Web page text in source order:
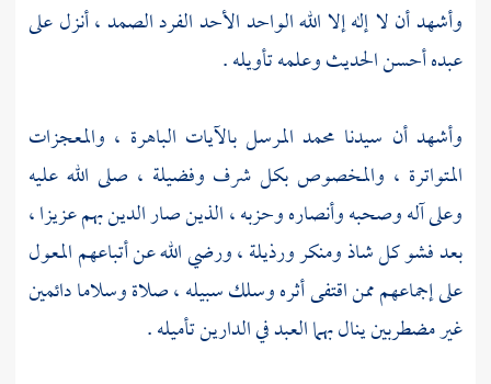
وأشهد أن لا إله إلا الله الواحد الأحد الفرد الصمد ، أنزل على
عبده أحسن الحديث وعلمه تأويله .
وأشهد أن سيدنا محمد المرسل بالآيات الباهرة ، والمعجزات
المتواترة ، والمخصوص بكل شرف وفضيلة ، صلى الله عليه
وعلى آله وصحبه وأنصاره وحزبه ، الذين صار الدين بهم عزيزا ،
بعد فشو كل شاذ ومنكر ورذيلة ، ورضي الله عن أتباعهم المعول
على إجماعهم ممن اقتفى أثره وسلك سبيله ، صلاة وسلاما دائمين
غير مضطربين ينال بهما العبد في الدارين تأميله .